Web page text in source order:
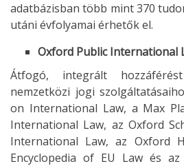
adatbázisban több mint 370
utáni évfolyamai érhetők el.
Oxford Public International
Átfogó, integrált
nemzetközi jogi
on International Law, a Max
International Law, az Oxford
International Law, az Oxford
Encyclopedia of EU Law és